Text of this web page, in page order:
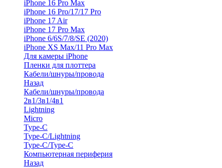
iPhone 16 Pro Max
iPhone 16 Pro/17/17 Pro
iPhone 17 Air
iPhone 17 Pro Max
iPhone 6/6S/7/8/SE (2020)
iPhone XS Max/11 Pro Max
Для камеры iPhone
Пленки для плоттера
Кабели/шнуры/провода
Назад
Кабели/шнуры/провода
2в1/3в1/4в1
Lightning
Micro
Type-C
Type-C/Lightning
Type-C/Type-C
Компьютерная периферия
Назад